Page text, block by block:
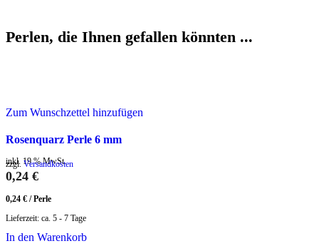
Perlen, die Ihnen gefallen könnten ...
Zum Wunschzettel hinzufügen
Rosenquarz Perle 6 mm
inkl. 19 % MwSt.
zzgl. Versandkosten
0,24 €
0,24 € /Perle
Lieferzeit: ca. 5 - 7 Tage
In den Warenkorb